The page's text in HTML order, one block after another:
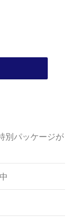
別パッケージが